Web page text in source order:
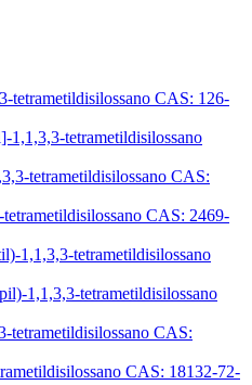
tetrametildisilossano CAS: 126-
1,1,3,3-tetrametildisilossano
tetrametildisilossano CAS:
CAS: 2469-
1,1,3,3-tetrametildisilossano
1,1,3,3-tetrametildisilossano
tetrametildisilossano CAS:
CAS: 18132-72-